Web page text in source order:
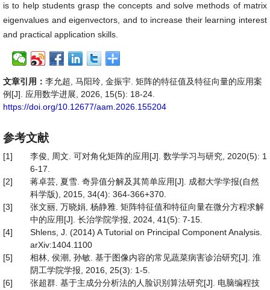
is to help students grasp the concepts and solve methods of matrix
eigenvalues and eigenvectors, and to increase their learning interest
and practical application skills.
文章引用： 李允超, 马阳玲, 金振宇. 矩阵的特征值及特征向量的应用案
例[J]. 应用数学进展, 2026, 15(5): 18-24.
https://doi.org/10.12677/aam.2026.155204
参考文献
[1]
李俊, 周文. 可对角化矩阵的应用[J]. 数学学习与研究, 2020(5): 1
6-17.
[2]
蒋卓芸, 夏雪. 奇异值分解及其简单应用[J]. 成都大学学报(自然
科学版), 2015, 34(4): 364-366+370.
[3]
张文丽, 万晓娟, 杨静雅. 矩阵特征值和特征向量在微分方程求解
中的应用[J]. 长治学院学报, 2024, 41(5): 7-15.
[4]
Shlens, J. (2014) A Tutorial on Principal Component Analysis.
arXiv:1404.1100
[5]
相林, 侯潮, 孙敏. 基于图像内容的常见蔬菜病害诊治研究[J]. 淮
阴工学院学报, 2016, 25(3): 1-5.
[6]
张超群. 基于主成分分析法的人脸识别算法研究[J]. 电脑编程技